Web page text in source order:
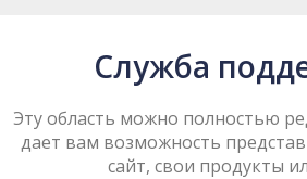
Служба
Эту область можно полностью
дает вам возможность
сайт, свои продукты